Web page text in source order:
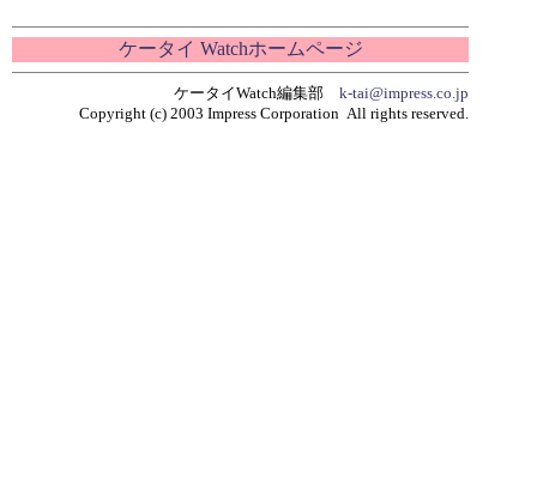
ケータイ Watchホームページ
ケータイWatch編集部 k-tai@impress.co.jp
Copyright (c) 2003 Impress Corporation All rights reserved.